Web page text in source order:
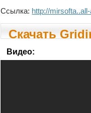
Ссылка: http://
Скачать
Видео: